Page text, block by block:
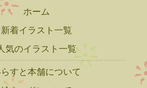
ホーム
新着イラスト一覧
気のイラスト一覧
すと本舗について